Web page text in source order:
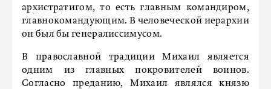
архистратигом, то есть главным командиром,
главнокомандующим. В человеческой иерархии
он был бы генералиссимусом.
В православной традиции Михаил является
одним из главных покровителей воинов.
Согласно преданию, Михаил являлся князю